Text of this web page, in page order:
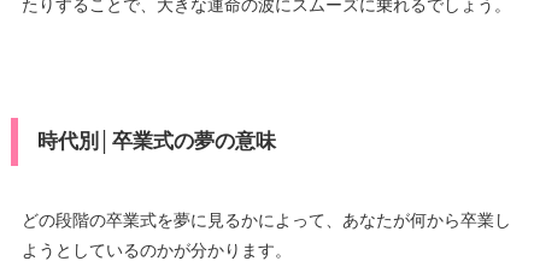
たりすることで、大きな運命の波にスムーズに乗れるでしょう。
時代別│卒業式の夢の意味
どの段階の卒業式を夢に見るかによって、あなたが何から卒業し
ようとしているのかが分かります。